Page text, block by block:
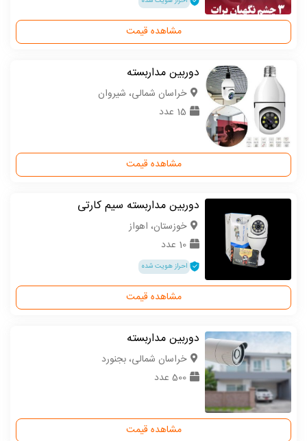
مشاهده قیمت
دوربین مداربسته
خراسان شمالی، شیروان
15 عدد
مشاهده قیمت
دوربین مداربسته سیم کارتی
خوزستان، اهواز
10 عدد
احراز هویت شده
مشاهده قیمت
دوربین مداربسته
خراسان شمالی، بجنورد
500 عدد
مشاهده قیمت